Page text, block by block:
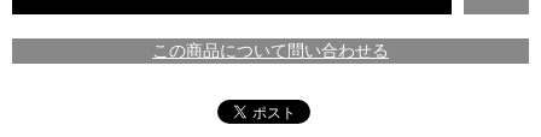
この商品について問い合わせる